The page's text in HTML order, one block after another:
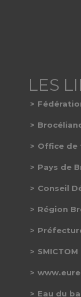
Office de
Pays de
Conseil
Région
SMICTOM
Eau du